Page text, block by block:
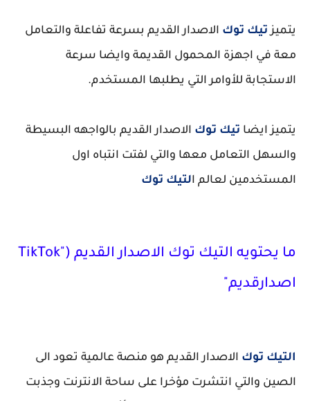
يتميزتيك توك الاصدار القديم بسرعة تفاعلة والتعامل
معة في اجهزة المحمول القديمة وايضا سرعة
الاستجابة للأوامر التي يطلبها المستخدم.
يتميز ايضا تيك توك الاصدار القديم بالواجهه البسيطة
والسهل التعامل معها والتي لفتت انتباه اول
المستخدمين لعالم التيك توك
ما يحتويه التيك توك الاصدار القديم ("TikTok
اصدارقديم"
التيك توك الاصدار القديم هو منصة عالمية تعود الى
الصين والتي انتشرت مؤخرا على ساحة الانترنت وجذبت